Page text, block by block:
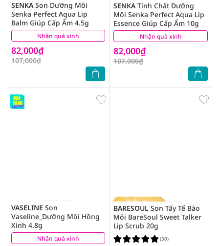
Nhận quà xinh
SENKASon Dưỡng Môi
Senka Perfect Aqua Lip
Balm Giúp Cấp Ẩm 4.5g
82,000₫
107,000₫
(2) Nhận quà xinh
SENKATinh Chất Dưỡng
Môi Senka Perfect Aqua Lip
Essence Giúp Cấp Ẩm 10g
82,000₫
107,000₫
(3)
Nhận quà xinh
VASELINE Son
Vaseline_Dưỡng Môi Hồng
Xinh 4.8g
(6)
BARESOUL Son Tẩy Tế Bào
Môi BareSoul Sweet Talker
Lip Scrub 20g
(50)